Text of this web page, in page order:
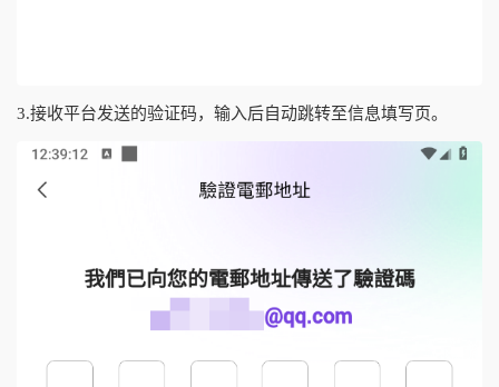
3.接收平台发送的验证码，输入后自动跳转至信息填写页。